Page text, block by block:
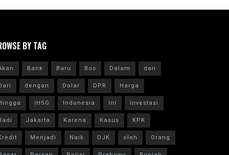
BY TAG
Bank Baru Bos Dalam
dan
dengan Dolar DPR
Harga
IHSG Indonesia Ini
Investasi
Jakarta Karena Kasus
KPK
Menjadi Naik OJK oleh
Orang